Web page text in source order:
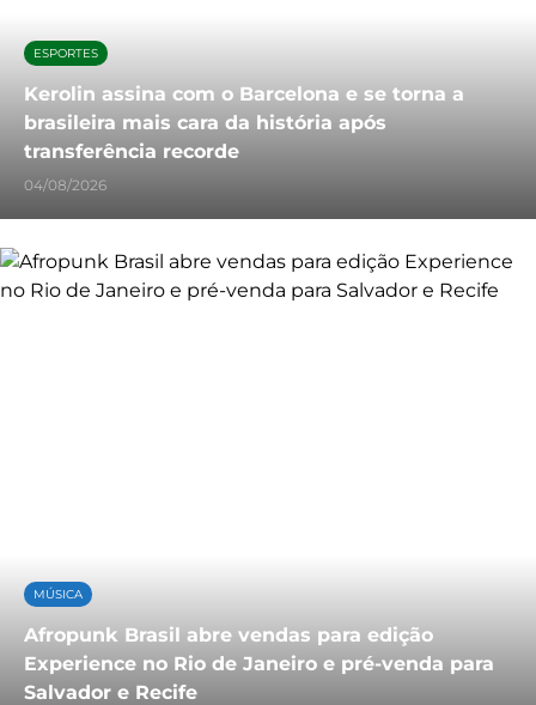
ESPORTES
Kerolin assina com o Barcelona e se torna a
brasileira mais cara da história após
transferência recorde
04/08/2026
MÚSICA
Afropunk Brasil abre vendas para edição
Experience no Rio de Janeiro e pré-venda para
Salvador e Recife